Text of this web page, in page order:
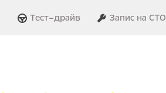
Тест–драйв Запис на СТО